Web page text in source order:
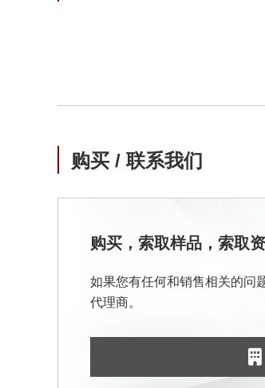
购买 / 联系我们
购买，索取样品，索取
如果您有任何和销售相关的问
代理商。